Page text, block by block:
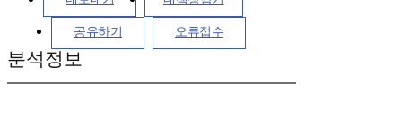
공유하기 오류접수
분석정보